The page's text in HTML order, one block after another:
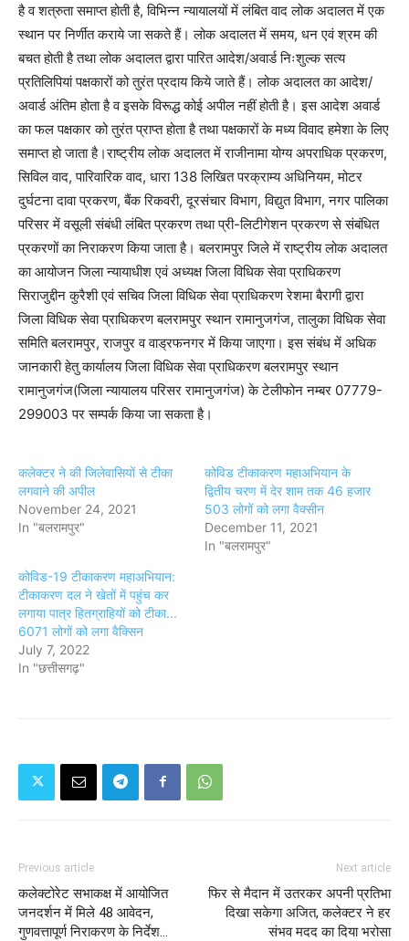
है व शत्रुता समाप्त होती है, विभिन्न न्यायालयों में लंबित वाद लोक अदालत में एक
स्थान पर निर्णीत कराये जा सकते हैं। लोक अदालत में समय, धन एवं श्रम की
बचत होती है तथा लोक अदालत द्वारा पारित आदेश/अवार्ड निःशुल्क सत्य
प्रतिलिपियां पक्षकारों को तुरंत प्रदाय किये जाते हैं। लोक अदालत का आदेश/
अवार्ड अंतिम होता है व इसके विरूद्ध कोई अपील नहीं होती है। इस आदेश अवार्ड
का फल पक्षकार को तुरंत प्राप्त होता है तथा पक्षकारों के मध्य विवाद हमेशा के लिए
समाप्त हो जाता है।राष्ट्रीय लोक अदालत में राजीनामा योग्य अपराधिक प्रकरण,
सिविल वाद, पारिवारिक वाद, धारा 138 लिखित परक्राम्य अधिनियम, मोटर
दुर्घटना दावा प्रकरण, बैंक रिकवरी, दूरसंचार विभाग, विद्युत विभाग, नगर पालिका
परिसर में वसूली संबंधी लंबित प्रकरण तथा प्री-लिटीगेशन प्रकरण से संबंधित
प्रकरणों का निराकरण किया जाता है। बलरामपुर जिले में राष्ट्रीय लोक अदालत
का आयोजन जिला न्यायाधीश एवं अध्यक्ष जिला विधिक सेवा प्राधिकरण
सिराजुद्दीन कुरैशी एवं सचिव जिला विधिक सेवा प्राधिकरण रेशमा बैरागी द्वारा
जिला विधिक सेवा प्राधिकरण बलरामपुर स्थान रामानुजगंज, तालुका विधिक सेवा
समिति बलरामपुर, राजपुर व वाड्रफनगर में किया जाएगा। इस संबंध में अधिक
जानकारी हेतु कार्यालय जिला विधिक सेवा प्राधिकरण बलरामपुर स्थान
रामानुजगंज(जिला न्यायालय परिसर रामानुजगंज) के टेलीफोन नम्बर 07779-
299003 पर सम्पर्क किया जा सकता है।
कलेक्टर ने की जिलेवासियों से टीका
लगवाने की अपील
November 24, 2021
In "बलरामपुर"
कोविड टीकाकरण महाअभियान के
द्वितीय चरण में देर शाम तक 46 हजार
503 लोगों को लगा वैक्सीन
December 11, 2021
In "बलरामपुर"
कोविड-19 टीकाकरण महाअभियान:
टीकाकरण दल ने खेतों में पहुंच कर
लगाया पात्र हितग्राहियों को टीका...
6071 लोगों को लगा वैक्सिन
July 7, 2022
In "छत्तीसगढ़"
Previous article
कलेक्टोरेट सभाकक्ष में आयोजित
जनदर्शन में मिले 48 आवेदन,
गुणवत्तापूर्ण निराकरण के निर्देश...
Next article
फिर से मैदान में उतरकर अपनी प्रतिभा
दिखा सकेगा अजित, कलेक्टर ने हर
संभव मदद का दिया भरोसा